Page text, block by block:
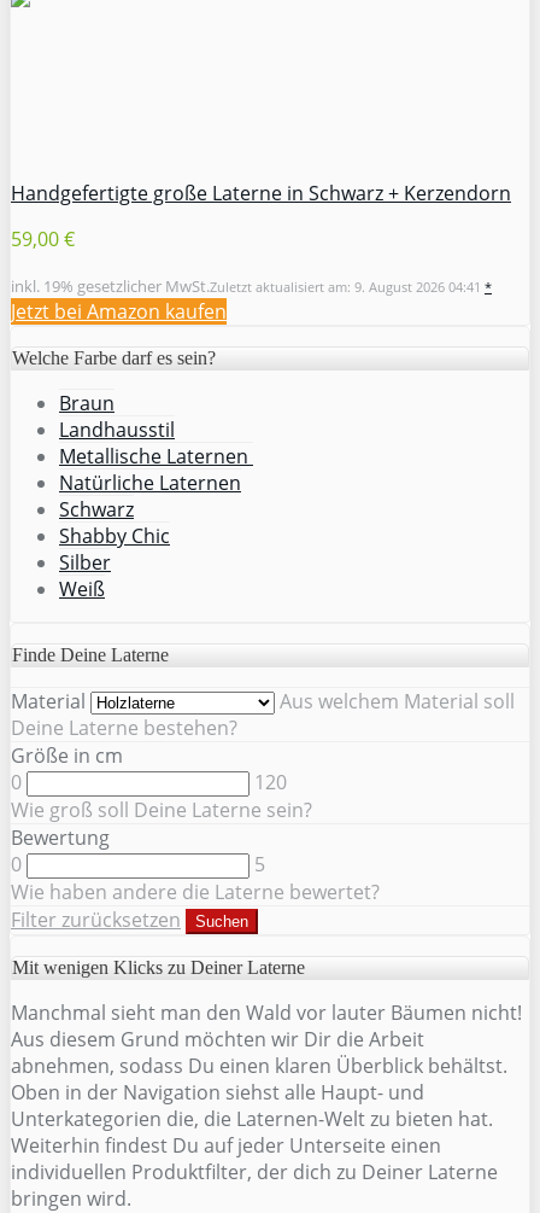
Handgefertigte große Laterne in Schwarz + Kerzendorn
59,00 €
inkl. 19% gesetzlicher MwSt.Zuletzt aktualisiert am: 9. August 2026 04:41 *
Jetzt bei Amazon kaufen
Welche Farbe darf es sein?
Braun
Landhausstil
Metallische Laternen
Natürliche Laternen
Schwarz
Shabby Chic
Silber
Weiß
Finde Deine Laterne
Material
Aus welchem Material soll
Deine Laterne bestehen?
Größe in cm
0
120
Wie groß soll Deine Laterne sein?
Bewertung
0
5
Wie haben andere die Laterne bewertet?
Filter zurücksetzen
Suchen
Mit wenigen Klicks zu Deiner Laterne
Manchmal sieht man den Wald vor lauter Bäumen nicht!
Aus diesem Grund möchten wir Dir die Arbeit
abnehmen, sodass Du einen klaren Überblick behältst.
Oben in der Navigation siehst alle Haupt- und
Unterkategorien die, die Laternen-Welt zu bieten hat.
Weiterhin findest Du auf jeder Unterseite einen
individuellen Produktfilter, der dich zu Deiner Laterne
bringen wird.